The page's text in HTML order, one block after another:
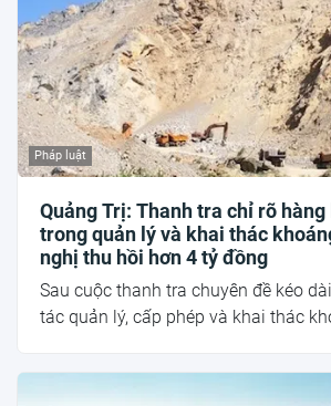
Pháp luật
Quảng Trị: Thanh tra chỉ rõ
trong quản lý và khai thác
nghị thu hồi hơn 4 tỷ đồng
Sau cuộc thanh tra chuyên đề kéo
tác quản lý, cấp phép và khai thác